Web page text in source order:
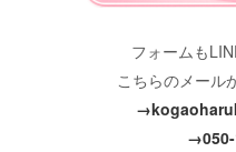
フォームも
こちらのメール
→050-